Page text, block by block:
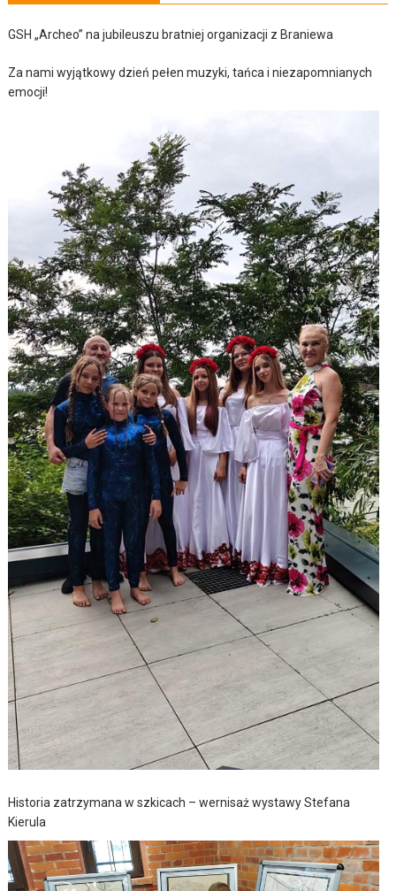
GSH „Archeo” na jubileuszu bratniej organizacji z Braniewa
Za nami wyjątkowy dzień pełen muzyki, tańca i niezapomnianych
emocji!
Historia zatrzymana w szkicach – wernisaż wystawy Stefana
Kierula